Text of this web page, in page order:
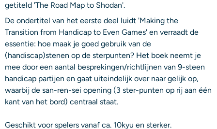
getiteld 'The Road Map to Shodan'.
De ondertitel van het eerste deel luidt 'Making the
Transition from Handicap to Even Games' en verraadt de
essentie: hoe maak je goed gebruik van de
(handiscap)stenen op de sterpunten? Het boek neemt je
mee door een aantal besprekingen/richtlijnen van 9-steen
handicap partijen en gaat uiteindelijk over naar gelijk op,
waarbij de san-ren-sei opening (3 ster-punten op rij aan één
kant van het bord) centraal staat.
Geschikt voor spelers vanaf ca. 10kyu en sterker.